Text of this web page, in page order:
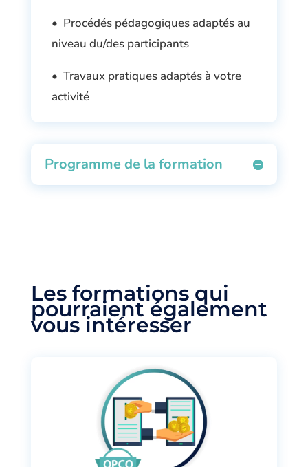
• Procédés pédagogiques adaptés au
niveau du/des participants
• Travaux pratiques adaptés à votre
activité
Programme de la formation
Les formations qui
pourraient également
vous intéresser